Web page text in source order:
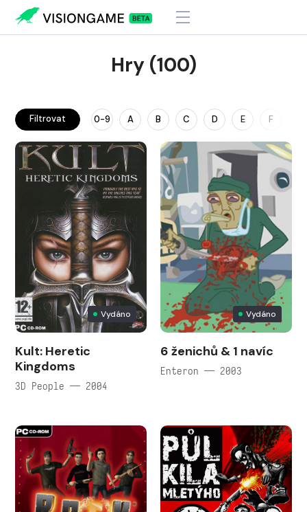
Hry (100)
Filtrovat 0-9 A B C D E F
Vydáno
Kult: Heretic
Kingdoms
3D People — 2004
Vydáno
6 ženichů & 1 navíc
Enteron — 2003